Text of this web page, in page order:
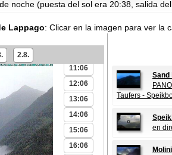
noche (puesta del sol era 20:38, salida
Lappago: Clicar en la imagen para ver la
2.8.
07:06
11:06
12:06
13:06
14:06
15:06
16:06
Sand
Taufers -
en